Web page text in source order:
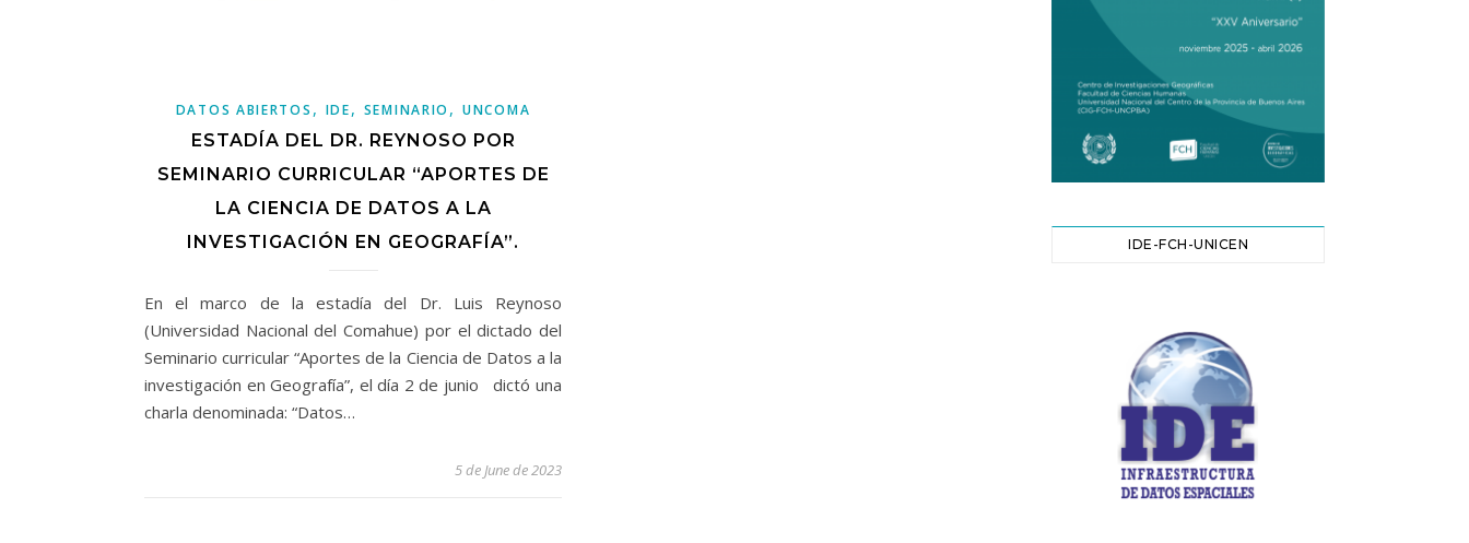
DATOS ABIERTOS , IDE, SEMINARIO ,UNCOMA
ESTADÍA DEL DR. REYNOSO POR
SEMINARIO CURRICULAR “APORTES DE
LA CIENCIA DE DATOS A LA
INVESTIGACIÓN EN GEOGRAFÍA”.
En el marco de la estadía del Dr. Luis Reynoso
(Universidad Nacional del Comahue) por el dictado del
Seminario curricular “Aportes de la Ciencia de Datos a la
investigación en Geografía”, el día 2 de junio dictó una
charla denominada: “Datos…
5 de June de 2023
IDE-FCH-UNICEN